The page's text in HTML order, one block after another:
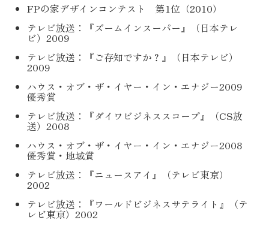
FPの家デザインコンテスト 第1位（2010）
テレビ放送：『ズームインスーパー』（日本テレ
ビ）2009
テレビ放送：『ご存知ですか？』（日本テレビ）
2009
ハウス・オブ・ザ・イヤー・イン・エナジー2009
優秀賞
テレビ放送：『ダイワビジネススコープ』（CS放
送）2008
ハウス・オブ・ザ・イヤー・イン・エナジー2008
優秀賞・地域賞
テレビ放送：『ニュースアイ』（テレビ東京）
2002
テレビ放送：『ワールドビジネスサテライト』（テ
レビ東京）2002